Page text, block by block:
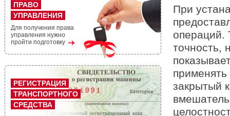
При
операций.
точность,
закрытый
ПРАВО
УПРАВЛЕНИЯ
Для получения права
управления нужно
пройти подготовку
РЕГИСТРАЦИЯ
ТРАНСПОРТНОГО
СРЕДСТВА